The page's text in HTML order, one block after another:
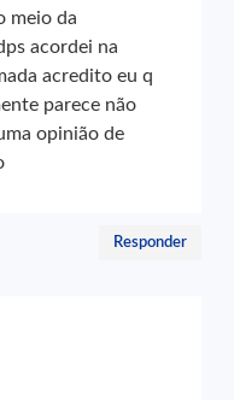
meio da
acordei na
acredito eu q
parece não
opinião de
Responder